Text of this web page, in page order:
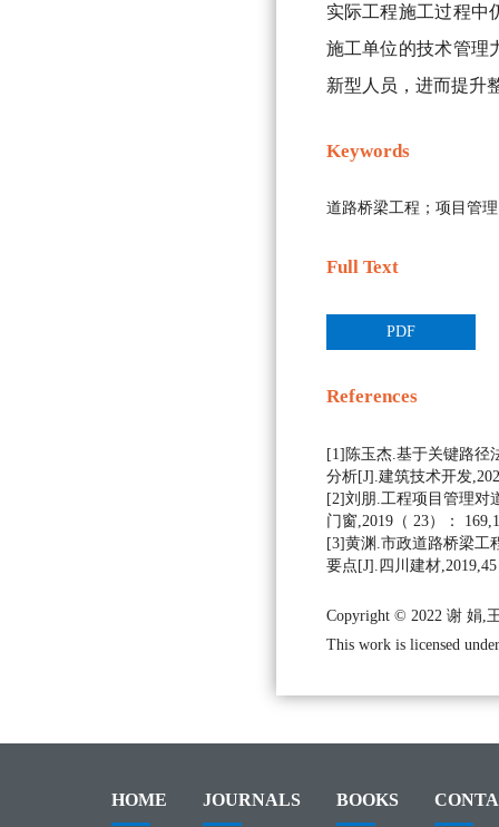
实际工程施工过程中
施工单位的技术管理
新型人员，进而提升
Keywords
道路桥梁工程；项目管
Full Text
PDF
References
[1]陈玉杰.基于关键路径
分析[J].建筑技术开发
[2]刘朋.工程项目管理对
门窗,2019（ 23）：
[3]黄渊.市政道路桥梁工
要点[J].四川建材
Copyright © 2022 谢 娟,
This work is licensed
HOME JOURNALS BOOKS